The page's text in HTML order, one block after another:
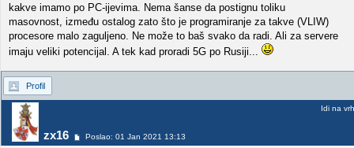
kakve imamo po PC-ijevima. Nema šanse da postignu toliku
masovnost, između ostalog zato što je programiranje za takve (VLIW)
procesore malo zaguljeno. Ne može to baš svako da radi. Ali za servere
imaju veliki potencijal. A tek kad proradi 5G po Rusiji...
Profil
zx16 Poslao: 01 Jan 2021 13:13
Idi na vrh